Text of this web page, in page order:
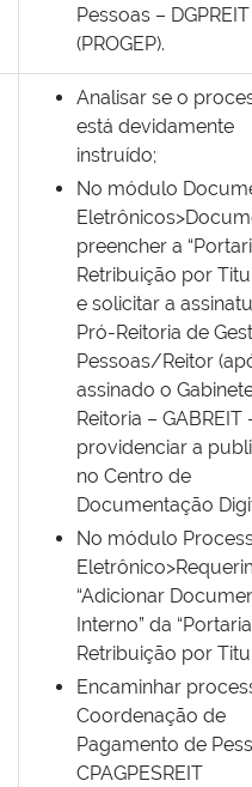
Pessoas – DGPREIT
(PROGEP).
Analisar se o
está devidamente
instruído;
No módulo
preencher a
Retribuição por
e solicitar a
Pró-Reitoria de
Pessoas/Reitor
assinado o
Reitoria – GABREIT
providenciar a
no Centro de
Documentação
No módulo
“Adicionar
Interno” da
Retribuição por
Encaminhar
Coordenação de
Pagamento de
CPAGPESREIT